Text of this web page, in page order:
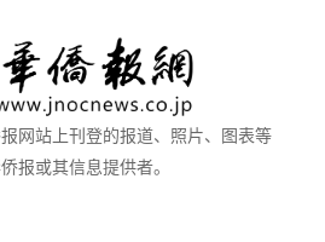
网站上刊登的报道、照片、图表等
报或其信息提供者。